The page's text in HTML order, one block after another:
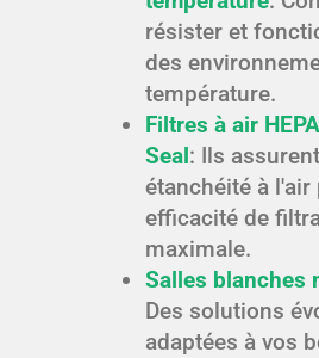
résister et
des
température.
Filtres à air
Seal: Ils
étanchéité à l'air
efficacité de
maximale.
Salles blanches
Des solutions
adaptées à vos